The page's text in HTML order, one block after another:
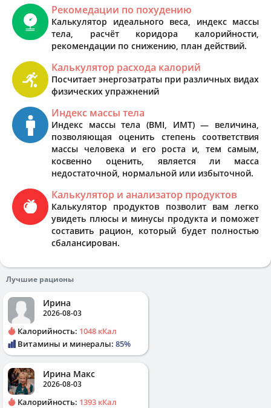
Рекомедации по похудению
Калькулятор идеального веса, индекс массы
тела, расчёт коридора калорийности,
рекомендации по снижению, план действий.
Калькулятор расхода калорий
Посчитает энергозатраты при различных видах
физических упражнений
Индекс массы тела
Индекс массы тела (BMI, ИМТ) — величина,
позволяющая оценить степень соответствия
массы человека и его роста и, тем самым,
косвенно оценить, является ли масса
недостаточной, нормальной или избыточной.
Калькулятор и анализатор продуктов
Калькулятор продуктов позволит вам легко
увидеть плюсы и минусы продукта и поможет
составить рацион, который будет полностью
сбалансирован.
Лучшие рационы
Ирина
2026-08-03
Калорийность: 1048 кКал
Витамины и минералы: 85%
Ирина Макс
2026-08-03
Калорийность: 1393 кКал